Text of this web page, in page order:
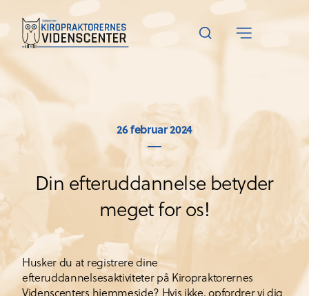
26 februar 2024
Din efteruddannelse betyder
meget for os!
Husker du at registrere dine
efteruddannelsesaktiviteter på Kiropraktorernes
Videnscenters hjemmeside? Hvis ikke, opfordrer vi dig